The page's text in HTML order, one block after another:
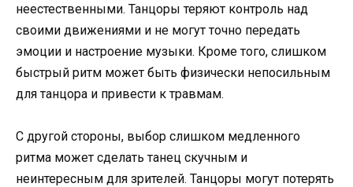
неестественными. Танцоры теряют контроль над
своими движениями и не могут точно передать
эмоции и настроение музыки. Кроме того, слишком
быстрый ритм может быть физически непосильным
для танцора и привести к травмам.
С другой стороны, выбор слишком медленного
ритма может сделать танец скучным и
неинтересным для зрителей. Танцоры могут потерять